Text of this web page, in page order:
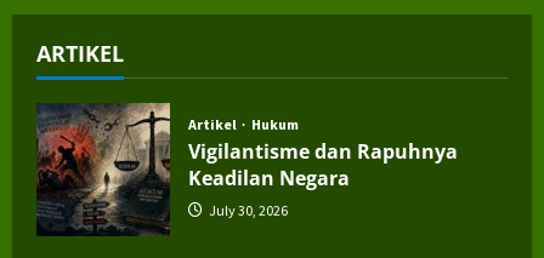
ARTIKEL
Artikel Hukum
Vigilantisme dan Rapuhnya
Keadilan Negara
July 30, 2026